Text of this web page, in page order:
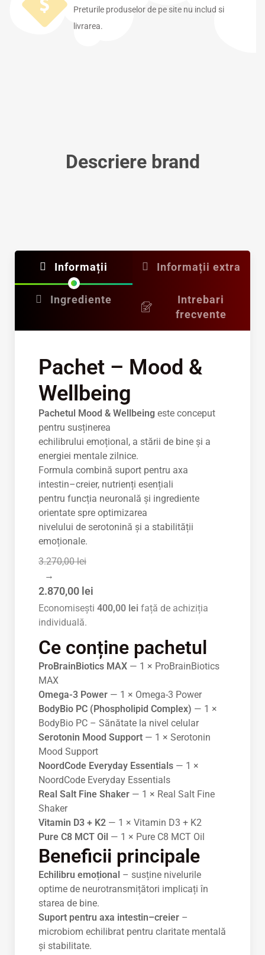
Preturile produselor de pe site nu includ si
livrarea.
Descriere brand
Informații Informații extra
Ingrediente
Intrebari
frecvente
Pachet – Mood &
Wellbeing
Pachetul Mood & Wellbeing este conceput
pentru susținerea
echilibrului emoțional, a stării de bine și a
energiei mentale zilnice.
Formula combină suport pentru axa
intestin–creier, nutrienți esențiali
pentru funcția neuronală și ingrediente
orientate spre optimizarea
nivelului de serotonină și a stabilității
emoționale.
3.270,00 lei
→
2.870,00 lei
Economisești 400,00 lei față de achiziția
individuală.
Ce conține pachetul
ProBrainBiotics MAX — 1 × ProBrainBiotics
MAX
Omega-3 Power — 1 × Omega-3 Power
BodyBio PC (Phospholipid Complex) — 1 ×
BodyBio PC – Sănătate la nivel celular
Serotonin Mood Support — 1 × Serotonin
Mood Support
NoordCode Everyday Essentials — 1 ×
NoordCode Everyday Essentials
Real Salt Fine Shaker — 1 × Real Salt Fine
Shaker
Vitamin D3 + K2 — 1 × Vitamin D3 + K2
Pure C8 MCT Oil — 1 × Pure C8 MCT Oil
Beneficii principale
Echilibru emoțional – susține nivelurile
optime de neurotransmițători implicați în
starea de bine.
Suport pentru axa intestin–creier –
microbiom echilibrat pentru claritate mentală
și stabilitate.